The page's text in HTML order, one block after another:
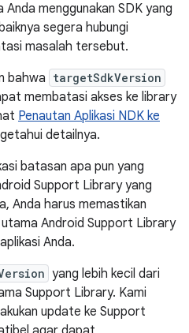
menggunakan SDK yang
segera hubungi
masalah tersebut.
bahwa targetSdkVersion
membatasi akses ke library
Penautan Aplikasi NDK ke
detailnya.
batasan apa pun yang
Support Library yang
Anda harus memastikan
Android Support Library
aplikasi Anda.
yang lebih kecil dari
Support Library. Kami
update ke Support